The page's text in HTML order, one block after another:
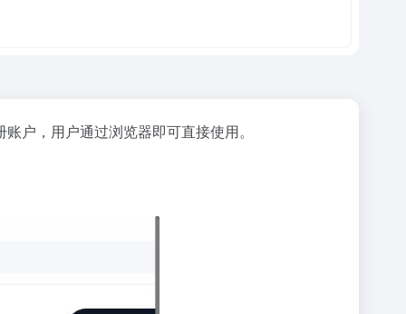
户，用户通过浏览器即可直接使用。